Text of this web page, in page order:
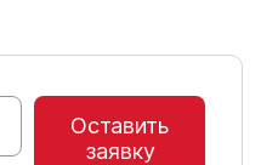
Оставить
заявку